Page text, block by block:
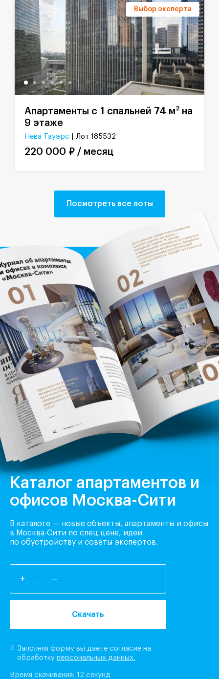
Выбор эксперта
Апартаменты с 1 спальней 74 м2 на
9 этаже
Нева Тауэрс | Лот 185532
220 000 ₽ / месяц
Посмотреть все лоты
Каталог апартаментов и
офисов Москва-Сити
В каталоге — новые объекты, апартаменты и офисы
в Москва-Сити по спец цене, идеи
по обустройству и советы экспертов.
Скачать
Заполняя форму вы даете согласие на
обработку персональных данных.
Время скачивания: 12 секунд